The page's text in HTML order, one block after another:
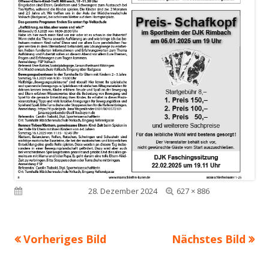
Veröffentlicht am28. Dezember 2024
Volle
627 × 886
Vorheriges Bild Nächstes Bild